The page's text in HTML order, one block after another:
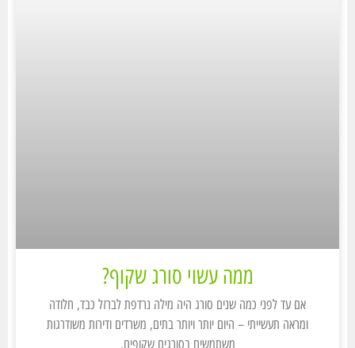
ממה עשוי סורג שקוף?
אם עד לפני כמה שנים סורג היה מילה נרדפת לברזל כבד, חלודה
ומראה תעשייתי – היום יותר ויותר בתים, משרדים ודירות משודרגות
משתמשים בסורגים שקופים.